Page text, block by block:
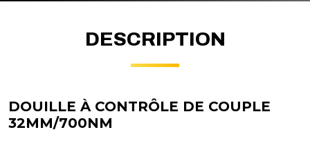
DESCRIPTION
DOUILLE À CONTRÔLE DE COUPLE
32MM/700NM